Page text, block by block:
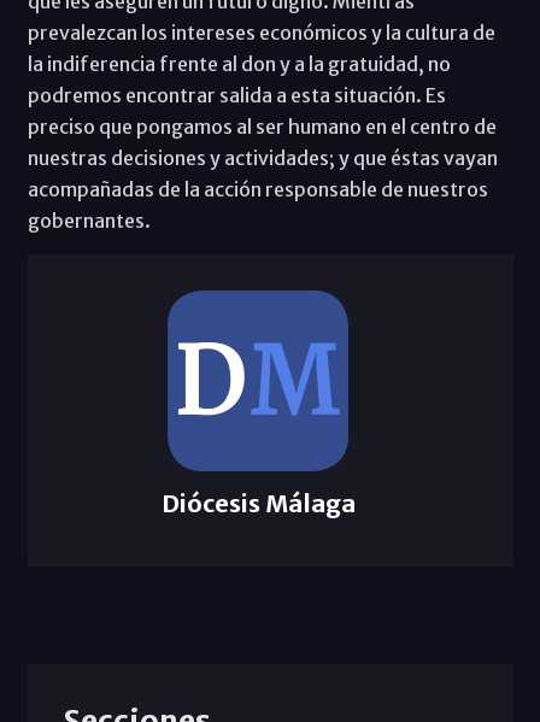
prevalezcan los intereses económicos y la cultura de
la indiferencia frente al don y a la gratuidad, no
podremos encontrar salida a esta situación. Es
preciso que pongamos al ser humano en el centro de
nuestras decisiones y actividades; y que éstas vayan
acompañadas de la acción responsable de nuestros
gobernantes.
Diócesis Málaga